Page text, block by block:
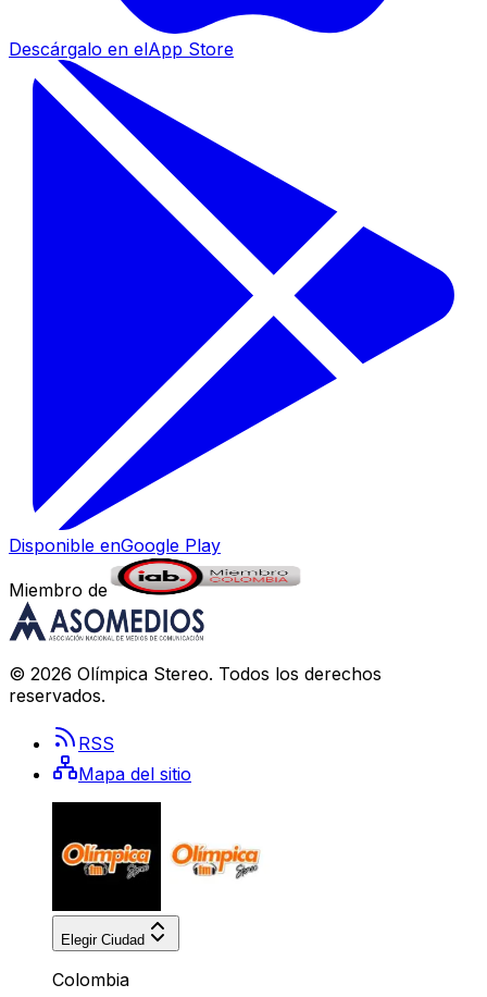
Descárgalo en elApp Store
Disponible enGoogle Play
Miembro de
© 2026 Olímpica Stereo. Todos los derechos
reservados.
RSS
Mapa del sitio
Elegir Ciudad
Colombia